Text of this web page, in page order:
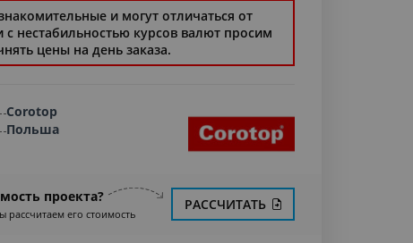
и могут отличаться от
с нестабильностью курсов валют просим
цены на день заказа.
Corotop
Польша
проекта?
рассчитаем его стоимость
РАССЧИТАТЬ